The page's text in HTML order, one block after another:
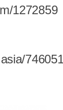
1272859